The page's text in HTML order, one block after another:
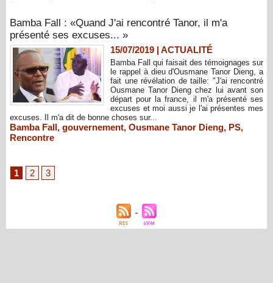
Bamba Fall : «Quand J'ai rencontré Tanor, il m'a
présenté ses excuses... »
15/07/2019 | ACTUALITÉ
Bamba Fall qui faisait des témoignages sur
le rappel à dieu d'Ousmane Tanor Dieng, a
fait une révélation de taille: "J'ai rencontré
Ousmane Tanor Dieng chez lui avant son
départ pour la france, il m'a présenté ses
excuses et moi aussi je l'ai présentes mes
excuses. Il m'a dit de bonne choses sur...
Bamba Fall, gouvernement, Ousmane Tanor Dieng, PS,
Rencontre
1 2 3